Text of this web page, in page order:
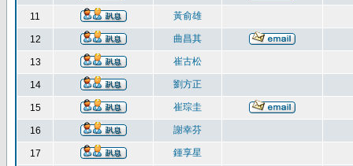
11 黃俞雄
12 曲昌其
13 崔古松
14 劉方正
15 崔琮圭
16 謝幸芬
17 鍾享星